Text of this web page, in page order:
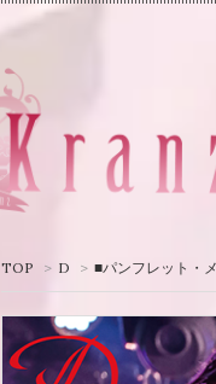
TOP > D > ■パンフレット・